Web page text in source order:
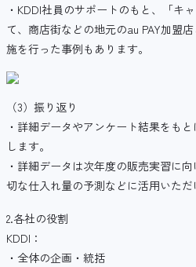
・KDDI社員のサポートのもと、「キ
て、商店街などの地元のau PAY加盟
施を行った事例もあります。
（3）振り返り
・詳細データやアンケート結果をも
します。
・詳細データは次年度の販売実習に
切な仕入れ量の予測などに活用いただ
2.各社の役割
KDDI：
・全体の企画・統括